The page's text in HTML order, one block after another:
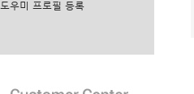
도우미 프로필 등록